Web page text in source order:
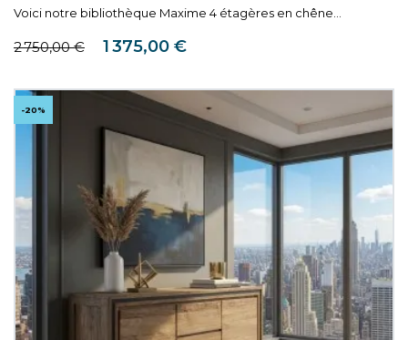
Voici notre bibliothèque Maxime 4 étagères en chêne...
Prix de base
2 750,00 € Prix
1 375,00 €
-20%